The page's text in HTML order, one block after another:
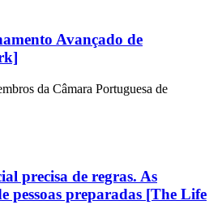
Avançado de
da Câmara Portuguesa de
precisa de regras. As
pessoas preparadas [The Life